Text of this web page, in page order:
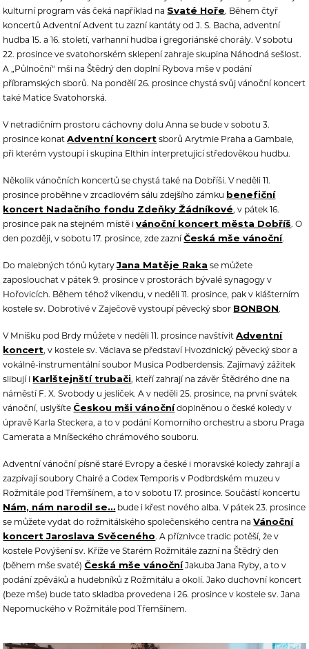
kulturní program vás čeká například na Svaté Hoře. Během čtyř
koncertů Adventní Advent tu zazní kantáty od J. S. Bacha, adventní
hudba 15. a 16. století, varhanní hudba i gregoriánské chorály. V sobotu
22. prosince ve svatohorském sklepení zahraje skupina Náhodná sešlost.
A „Půlnoční“ mši na Štědrý den doplní Rybova mše v podání
příbramských sborů. Na pondělí 26. prosince chystá svůj vánoční koncert
také Matice Svatohorská.
V netradičním prostoru cáchovny dolu Anna se bude v sobotu 3.
prosince konatAdventní koncert sborů Arytmie Praha a Gambale,
při kterém vystoupí i skupina Elthin interpretující středověkou hudbu.
Několik vánočních koncertů se chystá také na Dobříši. V neděli 11.
prosince proběhne v zrcadlovém sálu zdejšího zámku benefiční
koncert Nadačního fondu Zdeňky Žádníkové, v pátek 16.
prosince pak na stejném místě ivánoční koncert města Dobříš. O
den později, v sobotu 17. prosince, zde zazní Česká mše vánoční.
Do malebných tónů kytaryJana Matěje Raka se můžete
zaposlouchat v pátek 9. prosince v prostorách bývalé synagogy v
Hořovicích. Během téhož víkendu, v neděli 11. prosince, pak v klášterním
kostele sv. Dobrotivé v Zaječově vystoupí pěvecký sbor BONBON.
V Mníšku pod Brdy můžete v neděli 11. prosince navštívitAdventní
koncert, v kostele sv. Václava se představí Hvozdnický pěvecký sbor a
vokálně-instrumentální soubor Musica Podberdensis. Zajímavý zážitek
slibují i Karlštejnští trubači, kteří zahrají na závěr Štědrého dne na
náměstí F. X. Svobody u jesliček. A v neděli 25. prosince, na první svátek
vánoční, uslyšíte Českou mši vánočnídoplněnou o české koledy v
úpravě Karla Steckera, a to v podání Komorního orchestru a sboru Praga
Camerata a Mníšeckého chrámového souboru.
Adventní vánoční písně staré Evropy a české i moravské koledy zahrají a
zazpívají soubory Chairé a Codex Temporis v Podbrdském muzeu v
Rožmitále pod Třemšínem, a to v sobotu 17. prosince. Součástí koncertu
Nám, nám narodil se… bude i křest nového alba. V pátek 23. prosince
se můžete vydat do rožmitálského společenského centra naVánoční
koncert Jaroslava Svěceného. A příznivce tradic potěší, že v
kostele Povýšení sv. Kříže ve Starém Rožmitále zazní na Štědrý den
(během mše svaté) Česká mše vánočníJakuba Jana Ryby, a to v
podání zpěváků a hudebníků z Rožmitálu a okolí. Jako duchovní koncert
(beze mše) bude tato skladba provedena i 26. prosince v kostele sv. Jana
Nepomuckého v Rožmitále pod Třemšínem.